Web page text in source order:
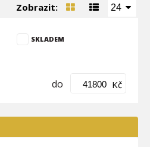
Zobrazit: 24
SKLADEM
do Kč